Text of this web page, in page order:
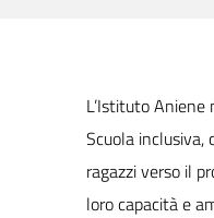
L’Istituto Aniene
Scuola inclusiva,
ragazzi verso il
loro capacità e